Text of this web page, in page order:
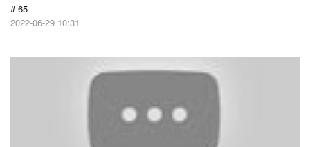
# 65
2022-06-29 10:31